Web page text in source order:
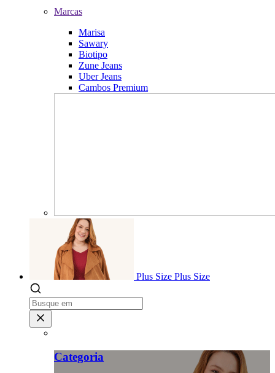
Marcas
Marisa
Sawary
Biotipo
Zune Jeans
Uber Jeans
Cambos Premium
Plus Size Plus Size
Categoria